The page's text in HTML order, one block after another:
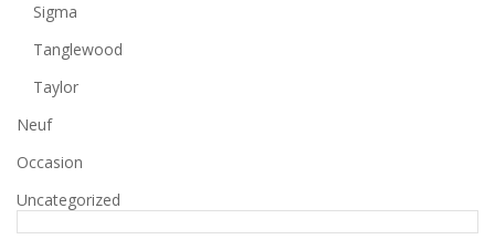
Sigma
Tanglewood
Taylor
Neuf
Occasion
Uncategorized